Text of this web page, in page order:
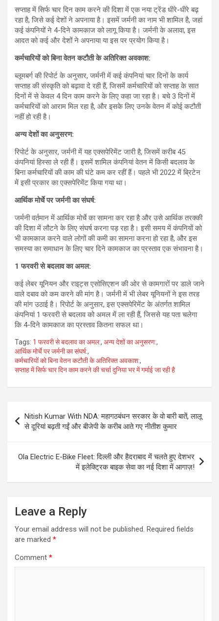
सप्ताह में सिर्फ चार दिन काम करने की दिशा में एक नया ट्रेंड धीरे-धीरे बढ़
रहा है, जिसे कई देशों ने अपनाया है। इसमें जर्मनी का नाम भी शामिल है, जहां
कई कंपनियों ने 4-दिने कामकाज को लागू किया है। जर्मनी के अलावा, इस
आदत को कई और देशों ने अपनाया या इस पर प्रयोग किया है।
कर्मचारियों को बिना वेतन कटौती के अतिरिक्त अवकाश:
ब्लूमबर्ग की रिपोर्ट के अनुसार, जर्मनी में कई कंपनियां चार दिनों के कार्य
सप्ताह की संस्कृति को बढ़ावा दे रही हैं, जिसमें कर्मचारियों को सप्ताह के सात
दिनों में से केवल 4 दिन काम करने के लिए कहा जा रहा है। बचे 3 दिनों में
कर्मचारियों को आराम मिल रहा है, और इसके लिए उनके वेतन में कोई कटौती
नहीं हो रही है।
अन्य देशों का अनुसरण:
रिपोर्ट के अनुसार, जर्मनी में यह एक्सपेरिमेंट जारी है, जिसमें करीब 45
कंपनियां हिस्सा ले रही हैं। इसमें शामिल कंपनियां वेतन में किसी बदलाव के
बिना कर्मचारियों की काम की घंटे कम कर रहीं हैं। पहले भी 2022 में ब्रिटेन
में इसी प्रकार का एक्सपेरिमेंट किया गया था।
आर्थिक मोर्चे पर जर्मनी का संघर्ष:
जर्मनी वर्तमान में आर्थिक मोर्चे का सामना कर रहा है और उसे आर्थिक तरक्की
की दिशा में लौटने के लिए संघर्ष करना पड़ रहा है। इसी समय में कंपनियों को
भी कामकाज करने वाले लोगों की कमी का सामना करना हो रहा है, और इस
समस्या का समाधान के लिए चार दिने कामकाज का प्रस्ताव एक संभावना है।
1 फरवरी से बदलाव का अमल:
कई लेबर यूनियन और राइट्स एसोसिएशन की ओर से कामगारों पर डाले जाने
वाले दबाव को कम करने की मांग है। जर्मनी में भी लेबर यूनियनों ने इस तरह
की मांग उठाई है। रिपोर्ट के अनुसार, इस एक्सपेरिमेंट के अंतर्गत शामिल
कंपनियां 1 फरवरी से बदलाव को अमल में ला रही हैं, जिससे यह पता चलेगा
कि 4-दिने कामकाज का प्रस्ताव कितना सफल था।
Tags: 1 फरवरी से बदलाव का अमल:, अन्य देशों का अनुसरण:,
आर्थिक मोर्चे पर जर्मनी का संघर्ष:,
कर्मचारियों को बिना वेतन कटौती के अतिरिक्त अवकाश:,
सप्ताह में सिर्फ चार दिन काम करने की चर्चा दुनिया भर में गर्माई जा रही है
navigation
Nitish Kumar With NDA: महागठबंधन सरकार के वो बारी बातें, लालू
से दूरियां बढ़ती गईं और बीजेपी के करीब आते गए नीतीश कुमार
Ola Electric E-Bike Fleet: दिल्ली और हैदराबाद में चलते हुए देशभर
में इलेक्ट्रिक बाइक सेवा का नई दिशा में आगाज़!
Leave a Reply
Your email address will not be published. Required fields
are marked *
Comment *